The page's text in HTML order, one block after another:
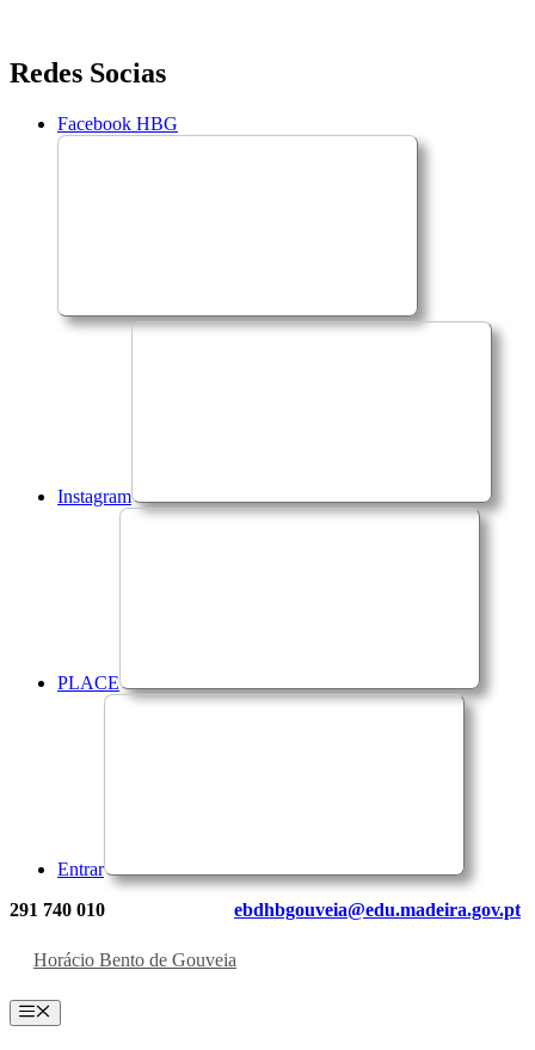
Saltar
para
conteúdo
Redes Socias
Facebook HBG
Instagram
PLACE
Entrar
291 740 010 ebdhbgouveia@edu.madeira.gov.pt
Horácio Bento de Gouveia
Menu